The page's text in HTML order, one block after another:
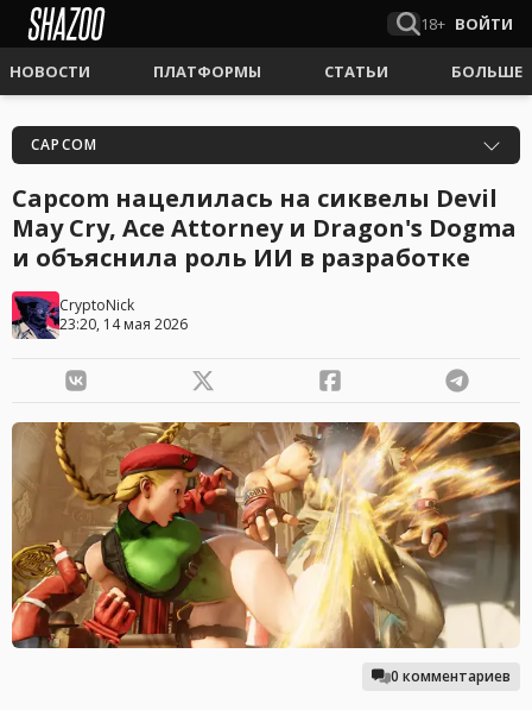
18+ ВОЙТИ
НОВОСТИ ПЛАТФОРМЫ СТАТЬИ БОЛЬШЕ
CAPCOM
Capcom нацелилась на сиквелы Devil
May Cry, Ace Attorney и Dragon's Dogma
и объяснила роль ИИ в разработке
CryptoNick
23:20, 14 мая 2026
0 комментариев